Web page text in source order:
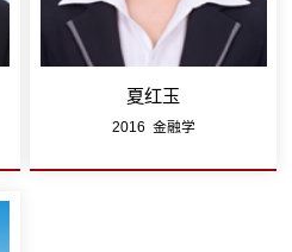
夏红玉
2016 金融学